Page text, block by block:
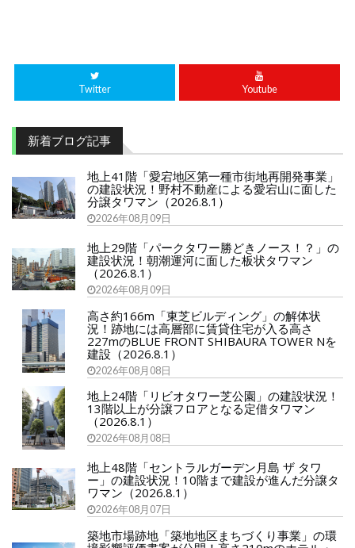
Twitter Youtube
新着ブログ記事
地上41階「愛宕地区第一種市街地再開発事業」
の建設状況！野村不動産による愛宕山に面した
分譲タワマン（2026.8.1）
2026年08月09日
地上29階「パークタワー勝どきノース！？」の
建設状況！朝潮運河に面した板状タワマン
（2026.8.1）
2026年08月09日
高さ約166m「東芝ビルディング」の解体状
況！跡地には高層部に賃貸住宅が入る高さ
227mのBLUE FRONT SHIBAURA TOWER Nを
建設（2026.8.1）
2026年08月08日
地上24階「リビオタワー芝公園」の建設状況！
13階以上が分譲フロアとなる定借タワマン
（2026.8.1）
2026年08月08日
地上48階「セントラルガーデン月島 ザ タワ
ー」の建設状況！10階まで建設が進んだ分譲タ
ワマン（2026.8.1）
2026年08月07日
築地市場跡地「築地地区まちづくり事業」の環